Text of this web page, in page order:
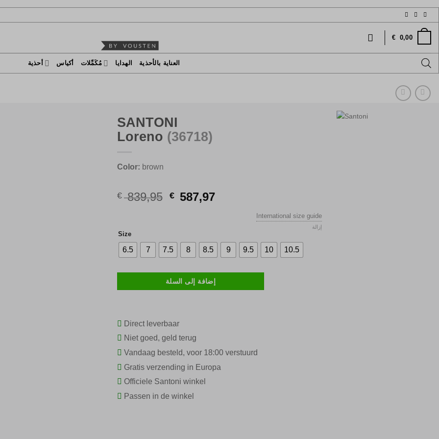
€ 0,00
أحذية أكياس مُكَمِّلات الهدايا العناية بالأحذية
SANTONI
Loreno (36718)
Color: brown
€ 839,95 السعر
€ 587,97السعر
International size guide
Size
6.5 7 7.5 8 8.5 9 9.5 10 10.5
إزالة
إضافة إلى السلة
Direct leverbaar
Niet goed, geld terug
Vandaag besteld, voor 18:00 verstuurd
Gratis verzending in Europa
Officiele Santoni winkel
Passen in de winkel